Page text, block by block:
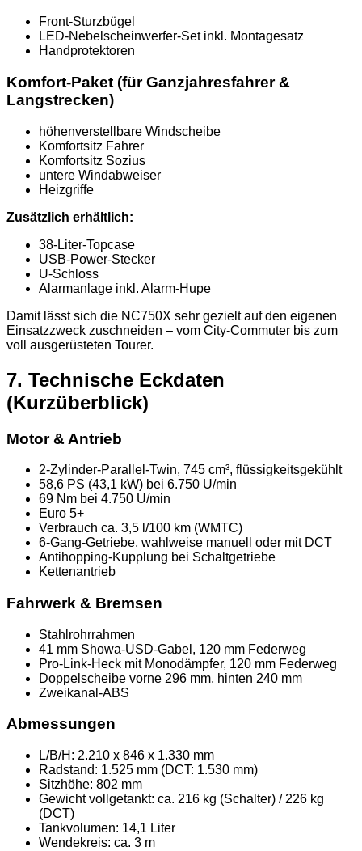
Front-Sturzbügel
LED-Nebelscheinwerfer-Set inkl. Montagesatz
Handprotektoren
Komfort-Paket (für Ganzjahresfahrer &
Langstrecken)
höhenverstellbare Windscheibe
Komfortsitz Fahrer
Komfortsitz Sozius
untere Windabweiser
Heizgriffe
Zusätzlich erhältlich:
38-Liter-Topcase
USB-Power-Stecker
U-Schloss
Alarmanlage inkl. Alarm-Hupe
Damit lässt sich die NC750X sehr gezielt auf den eigenen
Einsatzzweck zuschneiden – vom City-Commuter bis zum
voll ausgerüsteten Tourer.
7. Technische Eckdaten
(Kurzüberblick)
Motor & Antrieb
2-Zylinder-Parallel-Twin, 745 cm³, flüssigkeitsgekühlt
58,6 PS (43,1 kW) bei 6.750 U/min
69 Nm bei 4.750 U/min
Euro 5+
Verbrauch ca. 3,5 l/100 km (WMTC)
6-Gang-Getriebe, wahlweise manuell oder mit DCT
Antihopping-Kupplung bei Schaltgetriebe
Kettenantrieb
Fahrwerk & Bremsen
Stahlrohrrahmen
41 mm Showa-USD-Gabel, 120 mm Federweg
Pro-Link-Heck mit Monodämpfer, 120 mm Federweg
Doppelscheibe vorne 296 mm, hinten 240 mm
Zweikanal-ABS
Abmessungen
L/B/H: 2.210 x 846 x 1.330 mm
Radstand: 1.525 mm (DCT: 1.530 mm)
Sitzhöhe: 802 mm
Gewicht vollgetankt: ca. 216 kg (Schalter) / 226 kg
(DCT)
Tankvolumen: 14,1 Liter
Wendekreis: ca. 3 m